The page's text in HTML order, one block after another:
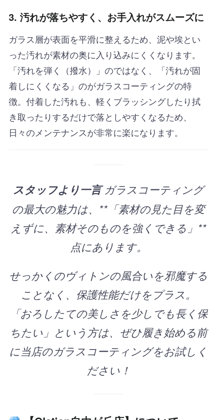
3. 汚れが落ちやすく、お手入れがスムーズに
ガラス層が表面を平滑に整えるため、泥や埃とい
った汚れが素材の奥に入り込みにくくなります。
「汚れを弾く（撥水）」のではなく、「汚れが固
着しにくくなる」のがガラスコーティングの特
徴。付着した汚れも、軽くブラッシングしたり拭
き取ったりするだけで落としやすくなるため、
日々のメンテナンスが非常に楽になります。
スタッフより一言ガラスコーティング
の最大の魅力は、**「素材の見た目を変
えずに、素材そのものを強くできる」**
点にあります。
せっかくのヴィトンの風合いを邪魔する
ことなく、保護性能だけをプラス。
「おろしたての美しさを少しでも長く保
ちたい」という方は、ぜひ履き始める前
に当店のガラスコーティングをお試しく
ださい！